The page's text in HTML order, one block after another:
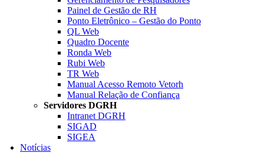
Painel de Gestão de RH
Ponto Eletrônico – Gestão do Ponto
QL Web
Quadro Docente
Ronda Web
Rubi Web
TR Web
Manual Acesso Remoto Vetorh
Manual Relação de Confiança
Servidores DGRH
Intranet DGRH
SIGAD
SIGEA
Notícias